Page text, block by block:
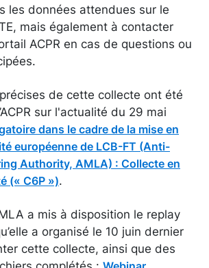
les données attendues sur le
mais également à contacter
ACPR en cas de questions ou
de cette collecte ont été
sur l'actualité du 29 mai
dans le cadre de la mise en
européenne de LCB-FT (Anti-
Authority, AMLA) : Collecte en
(« C6P »).
a mis à disposition le replay
a organisé le 10 juin dernier
cette collecte, ainsi que des